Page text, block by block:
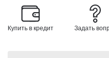
Купить в кредит Задать